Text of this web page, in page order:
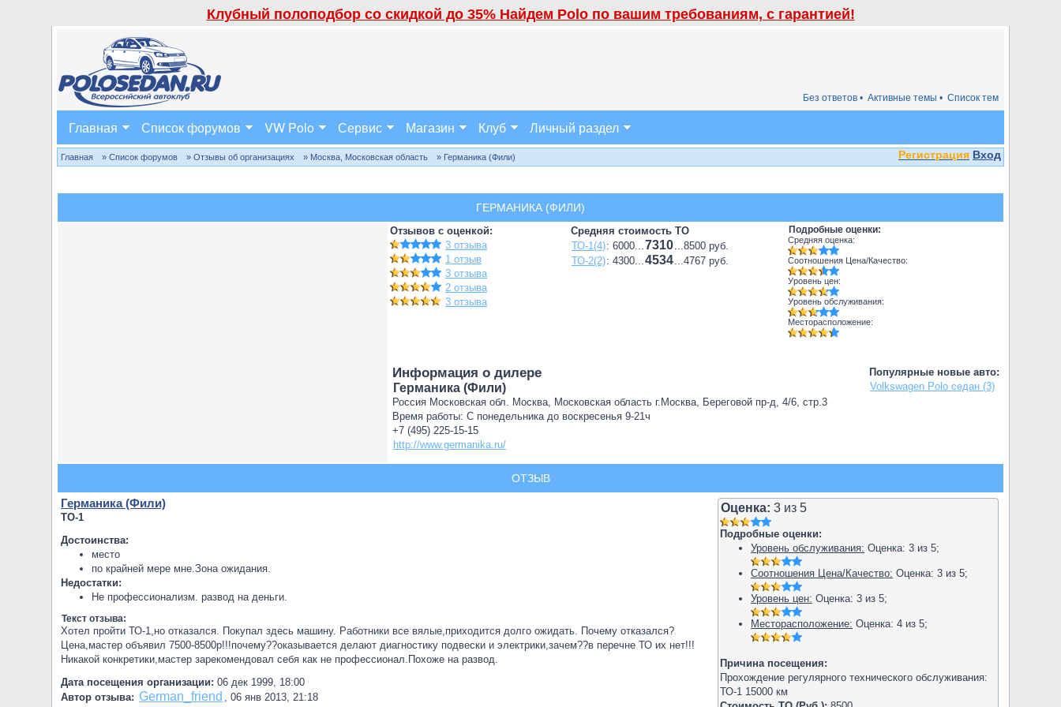
Клубный полоподбор со скидкой до 35% Найдем Polo по вашим требованиям, с гарантией!
Список тем
Активные темы •
Без ответов •
Главная Список форумов VW Polo Сервис Магазин Клуб Личный раздел
Регистрация Вход
Главная » Список форумов » Отзывы об организациях » Москва, Московская область » Германика (Фили)
ГЕРМАНИКА (ФИЛИ)
Отзывов с оценкой:
3 отзыва
1 отзыв
3 отзыва
2 отзыва
3 отзыва
Средняя стоимость ТО
ТО-1(4): 6000...7310...8500 руб.
ТО-2(2): 4300...4534...4767 руб.
Подробные оценки:
Средняя оценка:
Соотношения Цена/Качество:
Уровень цен:
Уровень обслуживания:
Месторасположение:
Популярные новые авто:
Volkswagen Polo седан (3)
Информация о дилере
Германика (Фили)
Россия Московская обл. Москва, Московская область г.Москва, Береговой пр-д, 4/6, стр.3
Время работы: С понедельника до воскресенья 9-21ч
+7 (495) 225-15-15
http://www.germanika.ru/
ОТЗЫВ
Оценка: 3 из 5
Подробные оценки:
Уровень обслуживания: Оценка: 3 из 5;
Соотношения Цена/Качество: Оценка: 3 из 5;
Уровень цен: Оценка: 3 из 5;
Месторасположение: Оценка: 4 из 5;
Причина посещения:
Прохождение регулярного технического обслуживания:
ТО-1 15000 км
Германика (Фили)
ТО-1
Достоинства:
место
по крайней мере мне.Зона ожидания.
Недостатки:
Не профессионализм. развод на деньги.
Текст отзыва:
Хотел пройти ТО-1,но отказался. Покупал здесь машину. Работники все вялые,приходится долго ожидать. Почему отказался?
Цена,мастер объявил 7500-8500р!!!почему??оказывается делают диагностику подвески и электрики,зачем??в перечне ТО их нет!!!
Никакой конкретики,мастер зарекомендовал себя как не профессионал.Похоже на развод.
Дата посещения организации: 06 дек 1999, 18:00
Автор отзыва: German_friend , 06 янв 2013, 21:18